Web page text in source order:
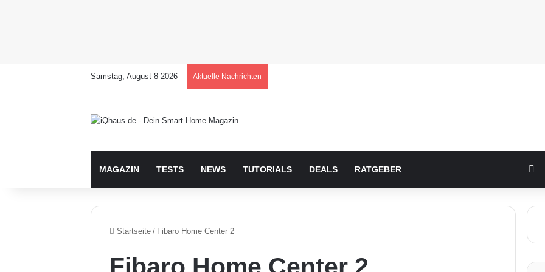
Samstag, August 8 2026 Aktuelle Nachrichten
MAGAZIN TESTS NEWS TUTORIALS DEALS RATGEBER
Startseite / Fibaro Home Center 2